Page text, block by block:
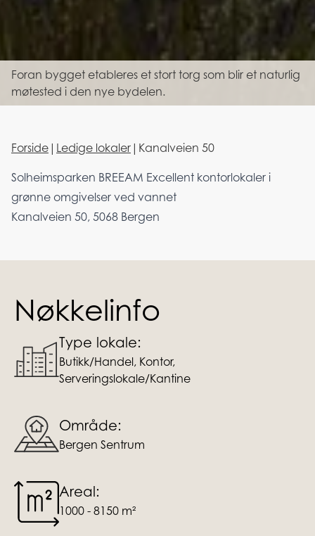
Foran bygget etableres et stort torg som blir et naturlig
møtested i den nye bydelen.
Forside | Ledige lokaler | Kanalveien 50
Solheimsparken BREEAM Excellent kontorlokaler i
grønne omgivelser ved vannet
Kanalveien 50, 5068 Bergen
Nøkkelinfo
Type lokale:
Butikk/Handel, Kontor,
Serveringslokale/Kantine
Område:
Bergen Sentrum
Areal:
1000 - 8150 m²